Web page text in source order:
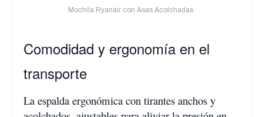
Mochila Ryanair con Asas Acolchadas.
Comodidad y ergonomía en el
transporte
La espalda ergonómica con tirantes anchos y